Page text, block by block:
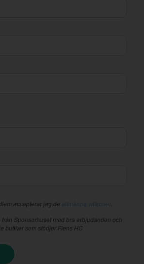
accepterar jag de
Sponsorhuset med bra erbjudanden och
butiker som stödjer Flens HC